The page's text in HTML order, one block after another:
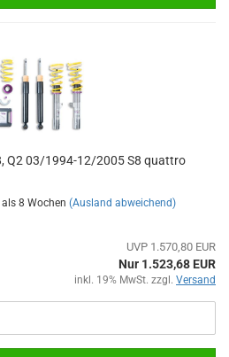
Q2 03/1994-12/2005 S8 quattro
8 Wochen (Ausland abweichend)
UVP 1.570,80 EUR
Nur 1.523,68 EUR
inkl. 19% MwSt. zzgl. Versand